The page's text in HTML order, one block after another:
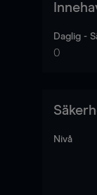
Daglig -
0
Nivå